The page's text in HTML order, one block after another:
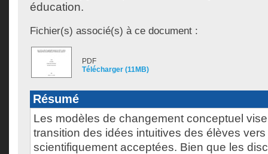
éducation.
Fichier(s) associé(s) à ce document :
PDF
Télécharger (11MB)
Résumé
Les modèles de changement conceptuel
transition des idées intuitives des élèves
scientifiquement acceptées. Bien que les